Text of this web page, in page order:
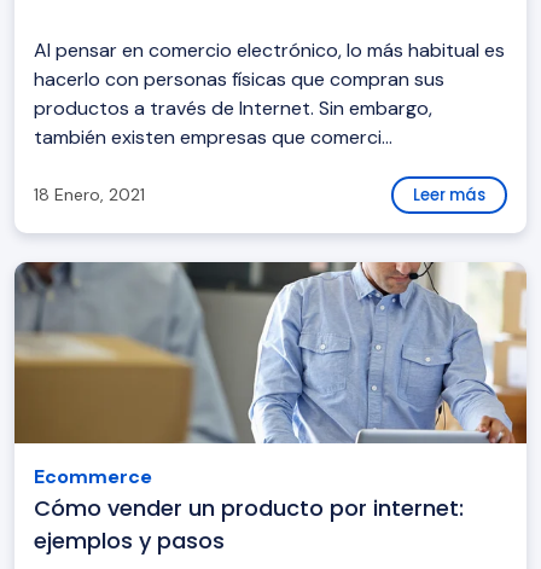
Al pensar en comercio electrónico, lo más habitual es
hacerlo con personas físicas que compran sus
productos a través de Internet. Sin embargo,
también existen empresas que comerci...
18 Enero, 2021 Leer más
Ecommerce
Cómo vender un producto por internet:
ejemplos y pasos